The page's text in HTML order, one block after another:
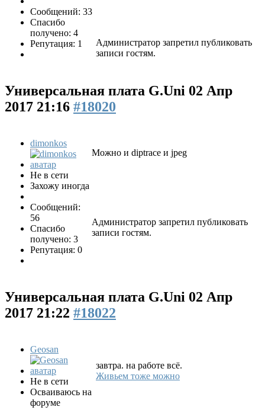
Сообщений: 33
Спасибо
получено: 4
Репутация: 1
Администратор запретил публиковать
записи гостям.
Универсальная плата G.Uni 02 Апр
2017 21:16 #18020
dimonkos
Не в сети
Захожу иногда
Сообщений:
56
Спасибо
получено: 3
Репутация: 0
Можно и diptrace и jpeg
Администратор запретил публиковать
записи гостям.
Универсальная плата G.Uni 02 Апр
2017 21:22 #18022
Geosan
Не в сети
Осваиваюсь на
форуме
завтра. на работе всё.
Живьем тоже можно